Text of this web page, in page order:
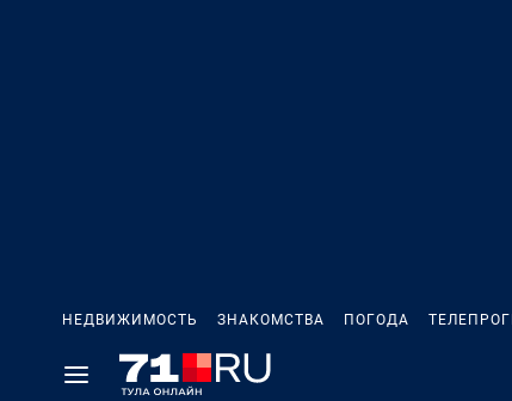
НЕДВИЖИМОСТЬ ЗНАКОМСТВА ПОГОДА